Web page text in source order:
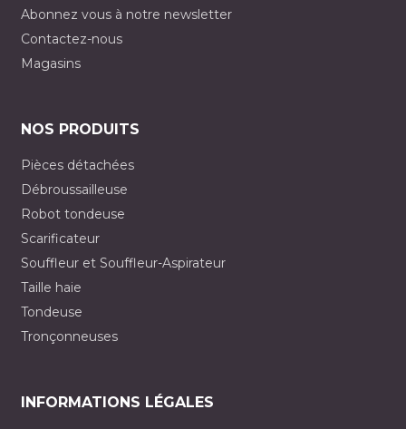
Abonnez vous à notre newsletter
Contactez-nous
Magasins
NOS PRODUITS
Pièces détachées
Débroussailleuse
Robot tondeuse
Scarificateur
Souffleur et Souffleur-Aspirateur
Taille haie
Tondeuse
Tronçonneuses
INFORMATIONS LÉGALES